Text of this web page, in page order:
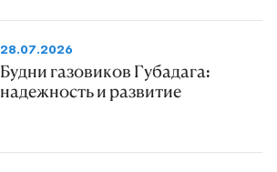
28.07.2026
Будни газовиков Губадага:
надежность и развитие